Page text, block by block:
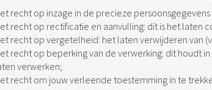
recht op inzage in de precieze
recht op rectificatie en aanvulling: dit is het laten
recht op vergetelheid: het laten verwijderen van
recht op beperking van de verwerking: dit houdt
verwerken;
recht om jouw verleende toestemming in te